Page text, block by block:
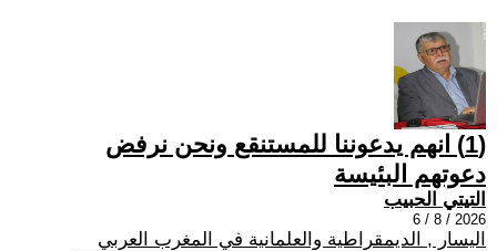
(1) انهم يدعوننا للمستنقع ونحن نرفض
دعوتهم البئيسة
التيتي الحبيب
2026 / 8 / 6
اليسار , الديمقراطية والعلمانية في المغرب العربي